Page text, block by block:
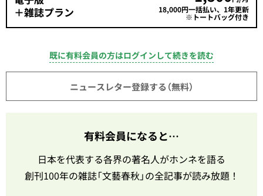
＋雑誌プラン
18,000円一括払い、1年更新
※トートバッグ付き
既に有料会員の方はログインして続きを読む
ニュースレター登録する（無料）
有料会員になると…
日本を代表する各界の著名人がホンネを語る
創刊100年の雑誌「文藝春秋」の全記事が読み放題！